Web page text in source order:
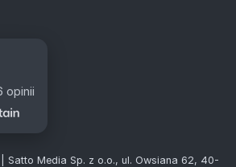
opinii
Media Sp. z o.o., ul. Owsiana 62, 40-